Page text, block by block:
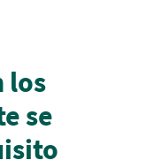
los
se